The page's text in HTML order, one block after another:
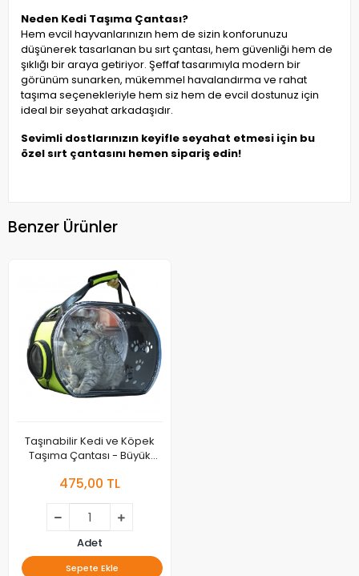
Neden Kedi Taşıma Çantası?
Hem evcil hayvanlarınızın hem de sizin konforunuzu
düşünerek tasarlanan bu sırt çantası, hem güvenliği hem de
şıklığı bir araya getiriyor. Şeffaf tasarımıyla modern bir
görünüm sunarken, mükemmel havalandırma ve rahat
taşıma seçenekleriyle hem siz hem de evcil dostunuz için
ideal bir seyahat arkadaşıdır.
Sevimli dostlarınızın keyifle seyahat etmesi için bu
özel sırt çantasını hemen sipariş edin!
Benzer Ürünler
Taşınabilir Kedi ve Köpek
Taşıma Çantası - Büyük
Pratik
475,00 TL
Adet
Sepete Ekle